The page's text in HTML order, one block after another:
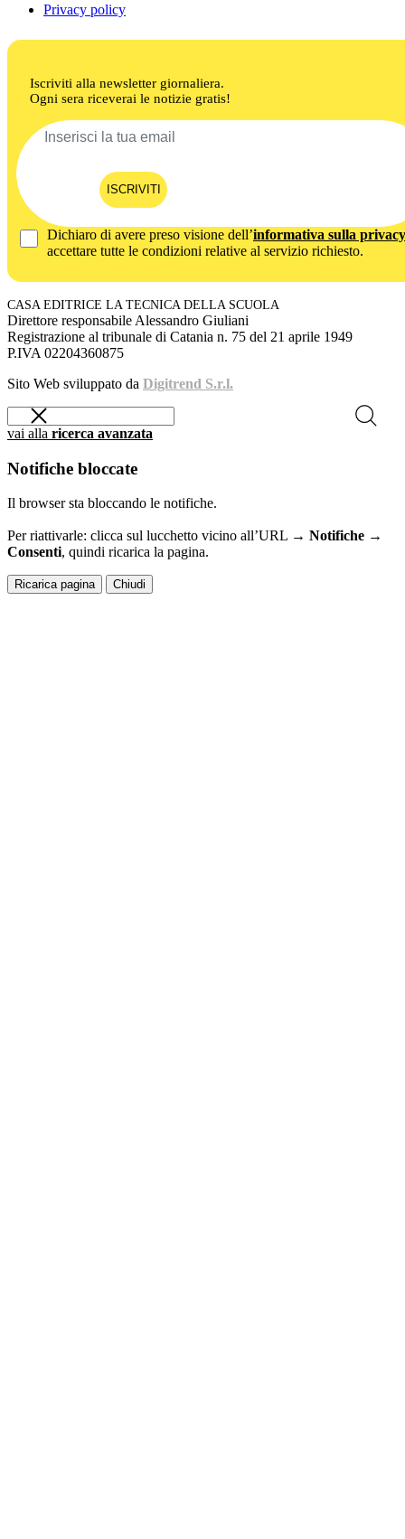
Privacy policy
Iscriviti alla newsletter giornaliera.
Ogni sera riceverai le notizie gratis!
ISCRIVITI
Dichiaro di avere preso visione dell’informativa sulla privacy
accettare tutte le condizioni relative al servizio richiesto.
CASA EDITRICE LA TECNICA DELLA SCUOLA
Direttore responsabile Alessandro Giuliani
Registrazione al tribunale di Catania n. 75 del 21 aprile 1949
P.IVA 02204360875
Sito Web sviluppato da Digitrend S.r.l.
vai alla ricerca avanzata
Notifiche bloccate
Il browser sta bloccando le notifiche.
Per riattivarle: clicca sul lucchetto vicino all’URL → Notifiche →
Consenti, quindi ricarica la pagina.
Ricarica pagina Chiudi